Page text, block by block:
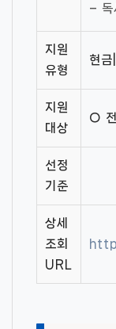
– 독
지원
유형
현
지원
대상
○ 전
선정
기준
상세
조회
URL